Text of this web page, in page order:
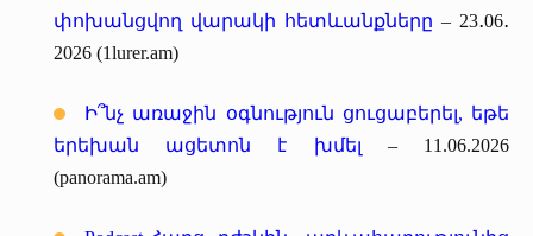
փոխանցվող վարակի հետևանքները – 23․06․
2026 (1lurer.am)
Ի՞նչ առաջին օգնություն ցուցաբերել, եթե
երեխան ացետոն է խմել – 11.06.2026
(panorama.am)